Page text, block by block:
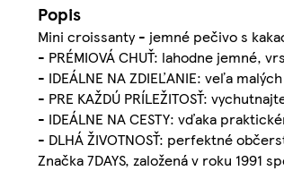
Popis
Mini croissanty - jemné pečivo s
- PRÉMIOVÁ CHUŤ: lahodne jemné,
- IDEÁLNE NA ZDIEĽANIE: veľa
- PRE KAŽDÚ PRÍLEŽITOSŤ:
- IDEÁLNE NA CESTY: vďaka
- DLHÁ ŽIVOTNOSŤ: perfektné
Značka 7DAYS, založená v roku